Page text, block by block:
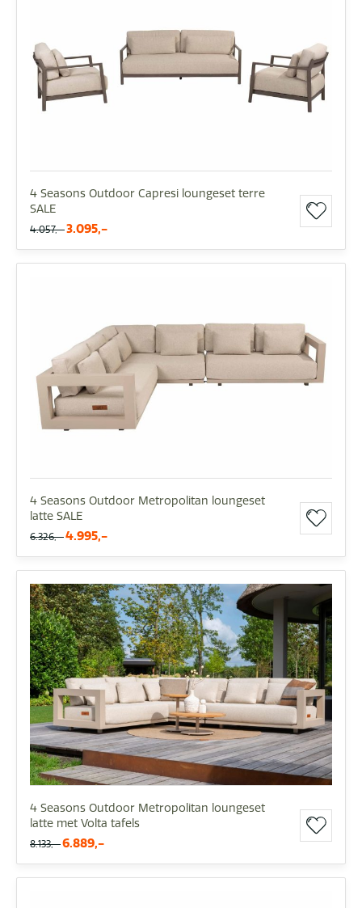
4 Seasons Outdoor Capresi loungeset terre
SALE
4.057,- 3.095,-
4 Seasons Outdoor Metropolitan loungeset
latte SALE
6.326,- 4.995,-
4 Seasons Outdoor Metropolitan loungeset
latte met Volta tafels
8.133,- 6.889,-